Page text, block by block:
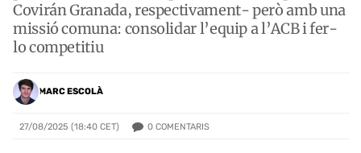
Covirán Granada, respectivament- però amb una
missió comuna: consolidar l’equip a l’ACB i fer-
lo competitiu
MARC ESCOLÀ
27/08/2025 (18:40 CET) 0 COMENTARIS